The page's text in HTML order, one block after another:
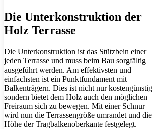
Die Unterkonstruktion der
Holz Terrasse
Die Unterkonstruktion ist das Stützbein einer
jeden Terrasse und muss beim Bau sorgfältig
ausgeführt werden. Am effektivsten und
einfachsten ist ein Punktfundament mit
Balkenträgern. Dies ist nicht nur kostengünstig
sondern bietet dem Holz auch den möglichen
Freiraum sich zu bewegen. Mit einer Schnur
wird nun die Terrassengröße umrandet und die
Höhe der Tragbalkenoberkante festgelegt.